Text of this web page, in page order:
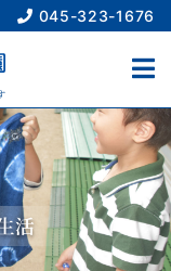
045-323-1676